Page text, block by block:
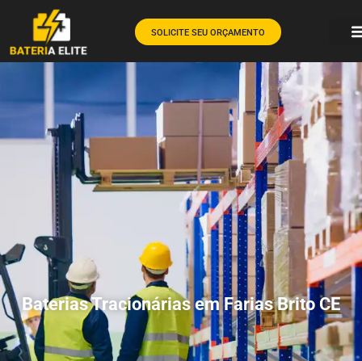
SOLICITE SEU ORÇAMENTO
Baterias Tracionárias em Farias Brito CE